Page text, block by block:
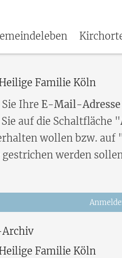
Familie Köln
Ihre E-Mail-Adresse
auf die Schaltfläche "
wollen bzw. auf
werden
Familie Köln